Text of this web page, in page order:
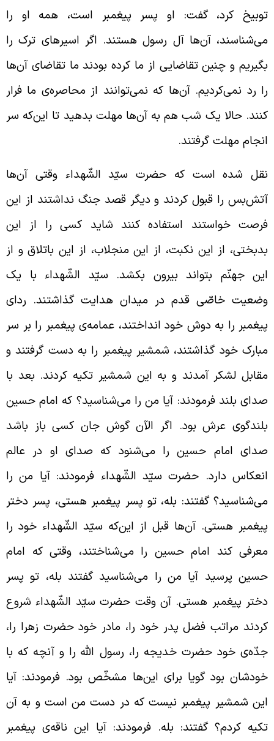
کرد، گفت: او پسر پیغمبر است، همه او را
آن‌ها آل رسول هستند. اگر اسیرهای ترک را
و چنین تقاضایی از ما کرده بودند ما تقاضای آن‌ها
رد نمی‌کردیم. آن‌ها که نمی‌توانند از محاصره‌ی ما فرار
حالا یک شب هم به آن‌ها مهلت بدهید تا این‌که سر
مهلت گرفتند.
شده است که حضرت سیّد الشّهداء وقتی آن‌ها
را قبول کردند و دیگر قصد جنگ نداشتند از این
خواستند استفاده کنند شاید کسی را از این
از این نکبت، از این منجلاب، از این باتلاق و از
جهنّم بتواند بیرون بکشد. سیّد الشّهداء با یک
خاصّی قدم در میدان هدایت گذاشتند. ردای
را به دوش خود انداختند، عمامه‌ی پیغمبر را بر سر
خود گذاشتند، شمشیر پیغمبر را به دست گرفتند و
لشکر آمدند و به این شمشیر تکیه کردند. بعد با
بلند فرمودند: آیا من را می‌شناسید؟ که امام حسین
عرش بود. اگر الآن گوش جان کسی باز باشد
امام حسین را می‌شنود که صدای او در عالم
دارد. حضرت سیّد الشّهداء فرمودند: آیا من را
گفتند: بله، تو پسر پیغمبر هستی، پسر دختر
هستی. آن‌ها قبل از این‌که سیّد الشّهداء خود را
کند امام حسین را می‌شناختند، وقتی که امام
پرسید آیا من را می‌شناسید گفتند بله، تو پسر
پیغمبر هستی. آن وقت حضرت سیّد الشّهداء شروع
مراتب فضل پدر خود را، مادر خود حضرت زهرا را،
خود حضرت خدیجه را، رسول الله را و آنچه که با
بود گویا برای این‌ها مشخّص بود. فرمودند: آیا
شمشیر پیغمبر نیست که در دست من است و به آن
کردم؟ گفتند: بله. فرمودند: آیا این ناقه‌ی پیغمبر